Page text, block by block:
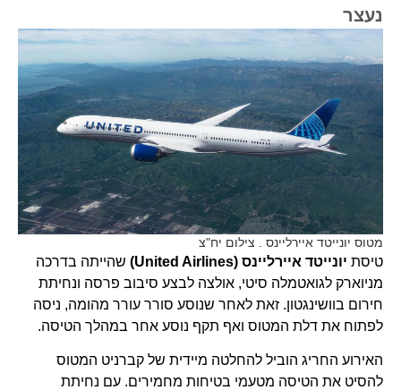
נעצר
מטוס יונייטד איירליינס . צילום יח"צ
טיסת יונייטד איירליינס (United Airlines)
שהייתה בדרכה
מניוארק לגואטמלה סיטי, אולצה לבצע סיבוב פרסה ונחיתת
חירום בוושינגטון. זאת לאחר שנוסע סורר עורר מהומה, ניסה
לפתוח את דלת המטוס ואף תקף נוסע אחר במהלך הטיסה.
האירוע החריג הוביל להחלטה מיידית של קברניט המטוס
להסיט את הטיסה מטעמי בטיחות מחמירים. עם נחיתת